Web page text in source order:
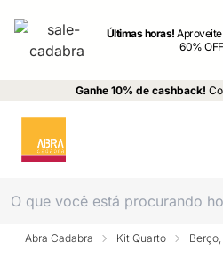
Últimas horas!
60% OFF
Ganhe 10% de cashback!
Abra Cadabra Kit Quarto